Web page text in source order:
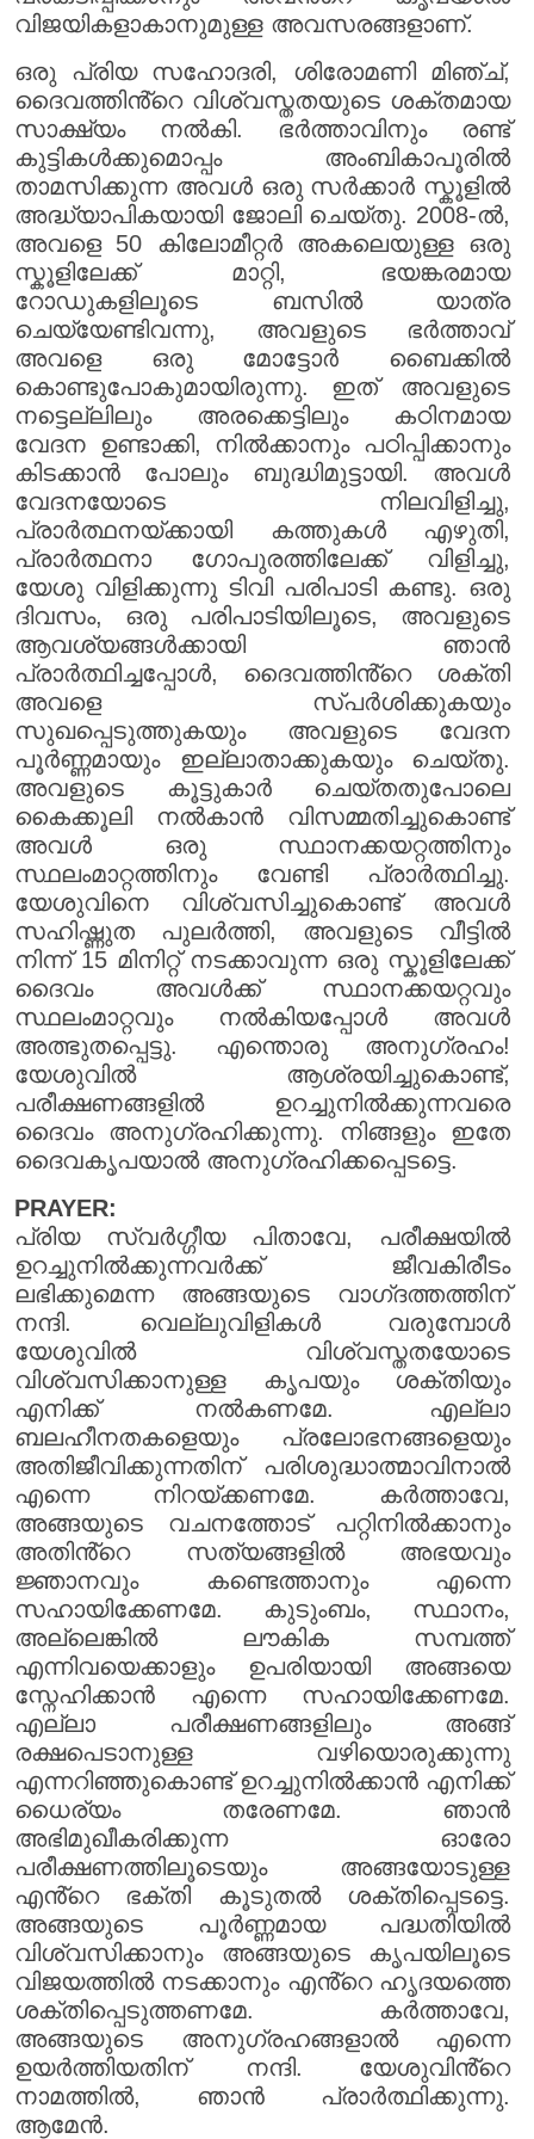
വിജയികളാകാനുമുള്ള അവസരങ്ങളാണ്.
ഒരു പ്രിയ സഹോദരി, ശിരോമണി മിഞ്ച്,
ദൈവത്തിൻ്റെ വിശ്വസ്തതയുടെ ശക്തമായ
സാക്ഷ്യം നൽകി. ഭർത്താവിനും രണ്ട്
കുട്ടികൾക്കുമൊപ്പം അംബികാപൂരിൽ
താമസിക്കുന്ന അവൾ ഒരു സർക്കാർ സ്കൂളിൽ
അദ്ധ്യാപികയായി ജോലി ചെയ്തു. 2008-ൽ,
അവളെ 50 കിലോമീറ്റർ അകലെയുള്ള ഒരു
സ്കൂളിലേക്ക് മാറ്റി, ഭയങ്കരമായ
റോഡുകളിലൂടെ ബസിൽ യാത്ര
ചെയ്യേണ്ടിവന്നു, അവളുടെ ഭർത്താവ്
അവളെ ഒരു മോട്ടോർ ബൈക്കിൽ
കൊണ്ടുപോകുമായിരുന്നു. ഇത് അവളുടെ
നട്ടെല്ലിലും അരക്കെട്ടിലും കഠിനമായ
വേദന ഉണ്ടാക്കി, നിൽക്കാനും പഠിപ്പിക്കാനും
കിടക്കാൻ പോലും ബുദ്ധിമുട്ടായി. അവൾ
വേദനയോടെ നിലവിളിച്ചു,
പ്രാർത്ഥനയ്ക്കായി കത്തുകൾ എഴുതി,
പ്രാർത്ഥനാ ഗോപുരത്തിലേക്ക് വിളിച്ചു,
യേശു വിളിക്കുന്നു ടിവി പരിപാടി കണ്ടു. ഒരു
ദിവസം, ഒരു പരിപാടിയിലൂടെ, അവളുടെ
ആവശ്യങ്ങൾക്കായി ഞാൻ
പ്രാർത്ഥിച്ചപ്പോൾ, ദൈവത്തിൻ്റെ ശക്തി
അവളെ സ്പർശിക്കുകയും
സുഖപ്പെടുത്തുകയും അവളുടെ വേദന
പൂർണ്ണമായും ഇല്ലാതാക്കുകയും ചെയ്തു.
അവളുടെ കൂട്ടുകാർ ചെയ്തതുപോലെ
കൈക്കൂലി നൽകാൻ വിസമ്മതിച്ചുകൊണ്ട്
അവൾ ഒരു സ്ഥാനക്കയറ്റത്തിനും
സ്ഥലംമാറ്റത്തിനും വേണ്ടി പ്രാർത്ഥിച്ചു.
യേശുവിനെ വിശ്വസിച്ചുകൊണ്ട് അവൾ
സഹിഷ്ണുത പുലർത്തി, അവളുടെ വീട്ടിൽ
നിന്ന് 15 മിനിറ്റ് നടക്കാവുന്ന ഒരു സ്കൂളിലേക്ക്
ദൈവം അവൾക്ക് സ്ഥാനക്കയറ്റവും
സ്ഥലംമാറ്റവും നൽകിയപ്പോൾ അവൾ
അത്ഭുതപ്പെട്ടു. എന്തൊരു അനുഗ്രഹം!
യേശുവിൽ ആശ്രയിച്ചുകൊണ്ട്,
പരീക്ഷണങ്ങളിൽ ഉറച്ചുനിൽക്കുന്നവരെ
ദൈവം അനുഗ്രഹിക്കുന്നു. നിങ്ങളും ഇതേ
ദൈവകൃപയാൽ അനുഗ്രഹിക്കപ്പെടട്ടെ.
PRAYER:
പ്രിയ സ്വർഗ്ഗീയ പിതാവേ, പരീക്ഷയിൽ
ഉറച്ചുനിൽക്കുന്നവർക്ക് ജീവകിരീടം
ലഭിക്കുമെന്ന അങ്ങയുടെ വാഗ്‌ദത്തത്തിന്
നന്ദി. വെല്ലുവിളികൾ വരുമ്പോൾ
യേശുവിൽ വിശ്വസ്തതയോടെ
വിശ്വസിക്കാനുള്ള കൃപയും ശക്തിയും
എനിക്ക് നൽകണമേ. എല്ലാ
ബലഹീനതകളെയും പ്രലോഭനങ്ങളെയും
അതിജീവിക്കുന്നതിന് പരിശുദ്ധാത്മാവിനാൽ
എന്നെ നിറയ്ക്കണമേ. കർത്താവേ,
അങ്ങയുടെ വചനത്തോട് പറ്റിനിൽക്കാനും
അതിൻ്റെ സത്യങ്ങളിൽ അഭയവും
ജ്ഞാനവും കണ്ടെത്താനും എന്നെ
സഹായിക്കേണമേ. കുടുംബം, സ്ഥാനം,
അല്ലെങ്കിൽ ലൗകിക സമ്പത്ത്
എന്നിവയെക്കാളും ഉപരിയായി അങ്ങയെ
സ്നേഹിക്കാൻ എന്നെ സഹായിക്കേണമേ.
എല്ലാ പരീക്ഷണങ്ങളിലും അങ്ങ്
രക്ഷപെടാനുള്ള വഴിയൊരുക്കുന്നു
എന്നറിഞ്ഞുകൊണ്ട് ഉറച്ചുനിൽക്കാൻ എനിക്ക്
ധൈര്യം തരേണമേ. ഞാൻ
അഭിമുഖീകരിക്കുന്ന ഓരോ
പരീക്ഷണത്തിലൂടെയും അങ്ങയോടുള്ള
എൻ്റെ ഭക്തി കൂടുതൽ ശക്തിപ്പെടട്ടെ.
അങ്ങയുടെ പൂർണ്ണമായ പദ്ധതിയിൽ
വിശ്വസിക്കാനും അങ്ങയുടെ കൃപയിലൂടെ
വിജയത്തിൽ നടക്കാനും എൻ്റെ ഹൃദയത്തെ
ശക്തിപ്പെടുത്തണമേ. കർത്താവേ,
അങ്ങയുടെ അനുഗ്രഹങ്ങളാൽ എന്നെ
ഉയർത്തിയതിന് നന്ദി. യേശുവിൻ്റെ
നാമത്തിൽ, ഞാൻ പ്രാർത്ഥിക്കുന്നു.
ആമേൻ.